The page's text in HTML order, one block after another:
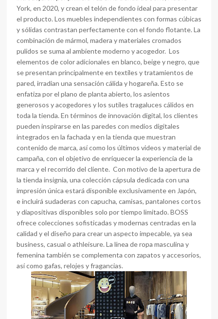
York, en 2020, y crean el telón de fondo ideal para presentar
el producto. Los muebles independientes con formas cúbicas
y sólidas contrastan perfectamente con el fondo flotante. La
combinación de mármol, madera y materiales cromados
pulidos se suma al ambiente moderno y acogedor. Los
elementos de color adicionales en blanco, beige y negro, que
se presentan principalmente en textiles y tratamientos de
pared, irradian una sensación cálida y hogareña. Esto se
enfatiza por el plano de planta abierto, los asientos
generosos y acogedores y los sutiles tragaluces cálidos en
toda la tienda. En términos de innovación digital, los clientes
pueden inspirarse en las paredes con medios digitales
integrados en la fachada y en la tienda que muestran
contenido de marca, así como los últimos videos y material de
campaña, con el objetivo de enriquecer la experiencia de la
marca y el recorrido del cliente. Con motivo de la apertura de
la tienda insignia, una colección cápsula dedicada con una
impresión única estará disponible exclusivamente en Japón,
e incluirá sudaderas con capucha, camisas, pantalones cortos
y diapositivas disponibles solo por tiempo limitado. BOSS
ofrece colecciones sofisticadas y modernas centradas en la
calidad y el diseño para crear un aspecto impecable, ya sea
business, casual o athleisure. La línea de ropa masculina y
femenina también se complementa con zapatos y accesorios,
así como gafas, relojes y fragancias.